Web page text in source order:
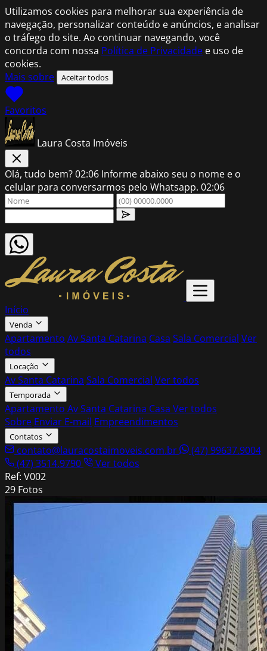
Utilizamos cookies para melhorar sua experiência de
navegação, personalizar conteúdo e anúncios, e analisar
o tráfego do site. Ao continuar navegando, você
concorda com nossa Política de Privacidade e uso de
cookies.
Mais sobre
Aceitar todos
Favoritos
Laura Costa Imóveis
Olá, tudo bem?02:06 Informe abaixo seu o nome e o
celular para conversarmos pelo Whatsapp. 02:06
Início
Venda
Apartamento Av Santa Catarina Casa Sala Comercial Ver
todos
Locação
Av Santa Catarina Sala Comercial Ver todos
Temporada
Apartamento Av Santa Catarina Casa Ver todos
Sobre Enviar E-mail Empreendimentos
Contatos
contato@lauracostaimoveis.com.br
(47) 99637.9004
(47) 3514.9790
Ver todos
Ref: V002
29 Fotos